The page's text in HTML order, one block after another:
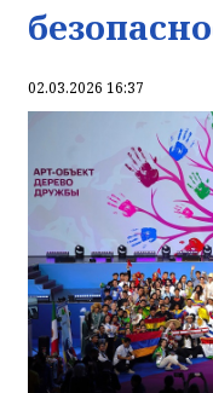
02.03.2026 16:37